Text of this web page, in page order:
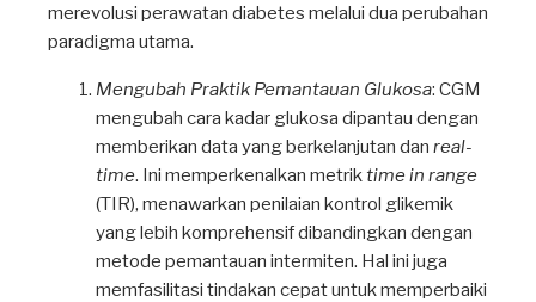
merevolusi perawatan diabetes melalui dua perubahan
paradigma utama.
Mengubah Praktik Pemantauan Glukosa: CGM
mengubah cara kadar glukosa dipantau dengan
memberikan data yang berkelanjutan dan real-
time. Ini memperkenalkan metrik time in range
(TIR), menawarkan penilaian kontrol glikemik
yang lebih komprehensif dibandingkan dengan
metode pemantauan intermiten. Hal ini juga
memfasilitasi tindakan cepat untuk memperbaiki